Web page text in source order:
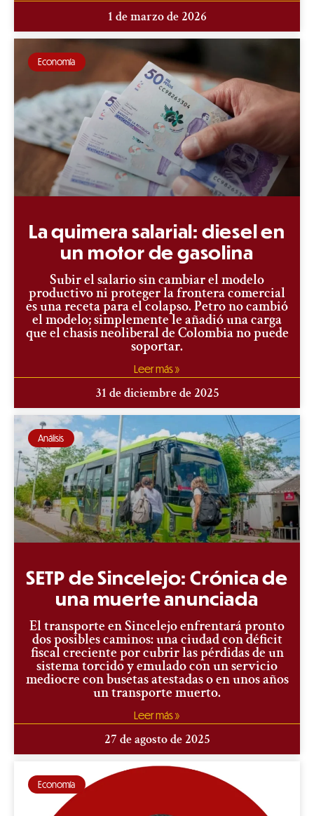
1 de marzo de 2026
Economía
La quimera salarial: diesel en
un motor de gasolina
​Subir el salario sin cambiar el modelo
productivo ni proteger la frontera comercial
es una receta para el colapso. Petro no cambió
el modelo; simplemente le añadió una carga
que el chasis neoliberal de Colombia no puede
soportar.
Leer más »
31 de diciembre de 2025
Análisis
SETP de Sincelejo: Crónica de
una muerte anunciada
El transporte en Sincelejo enfrentará pronto
dos posibles caminos: una ciudad con déficit
fiscal creciente por cubrir las pérdidas de un
sistema torcido y emulado con un servicio
mediocre con busetas atestadas o en unos años
un transporte muerto.
Leer más »
27 de agosto de 2025
Economía